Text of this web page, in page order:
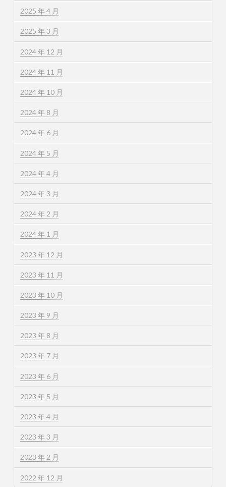
2025 年 4 月
2025 年 3 月
2024 年 12 月
2024 年 11 月
2024 年 10 月
2024 年 8 月
2024 年 6 月
2024 年 5 月
2024 年 4 月
2024 年 3 月
2024 年 2 月
2024 年 1 月
2023 年 12 月
2023 年 11 月
2023 年 10 月
2023 年 9 月
2023 年 8 月
2023 年 7 月
2023 年 6 月
2023 年 5 月
2023 年 4 月
2023 年 3 月
2023 年 2 月
2022 年 12 月